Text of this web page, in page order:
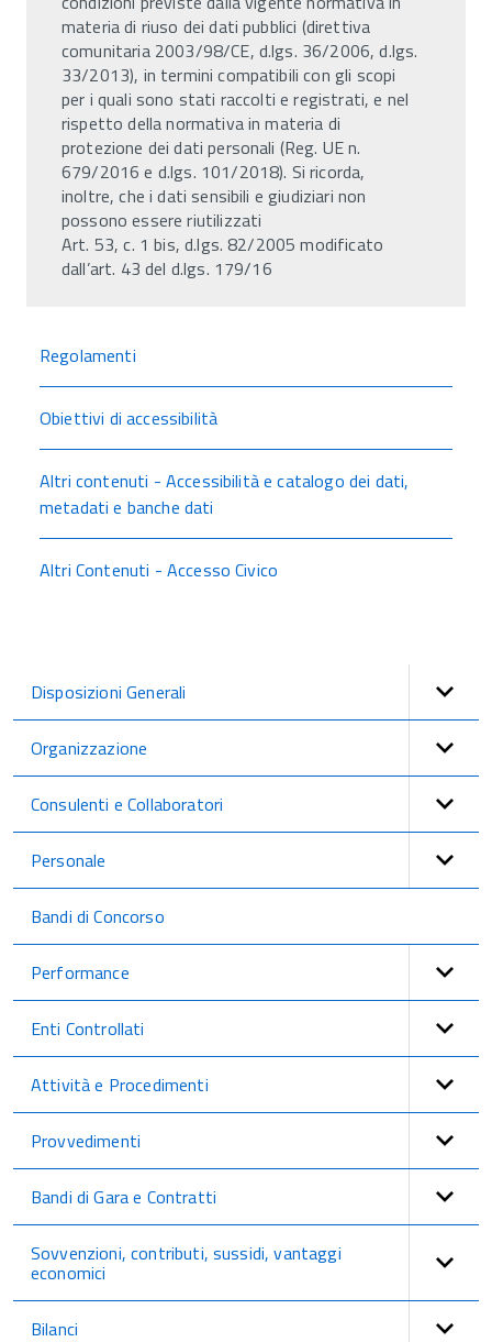
materia di riuso dei dati pubblici (direttiva
comunitaria 2003/98/CE, d.lgs. 36/2006, d.lgs.
33/2013), in termini compatibili con gli scopi
per i quali sono stati raccolti e registrati, e nel
rispetto della normativa in materia di
protezione dei dati personali (Reg. UE n.
679/2016 e d.lgs. 101/2018). Si ricorda,
inoltre, che i dati sensibili e giudiziari non
possono essere riutilizzati
Art. 53, c. 1 bis, d.lgs. 82/2005 modificato
dall’art. 43 del d.lgs. 179/16
Regolamenti
Obiettivi di accessibilità
Altri contenuti - Accessibilità e catalogo dei dati,
metadati e banche dati
Altri Contenuti - Accesso Civico
Disposizioni Generali
Organizzazione
Consulenti e Collaboratori
Personale
Bandi di Concorso
Performance
Enti Controllati
Attività e Procedimenti
Provvedimenti
Bandi di Gara e Contratti
Sovvenzioni, contributi, sussidi, vantaggi
economici
Bilanci